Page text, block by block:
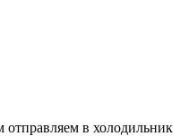
отправляем в холодильник